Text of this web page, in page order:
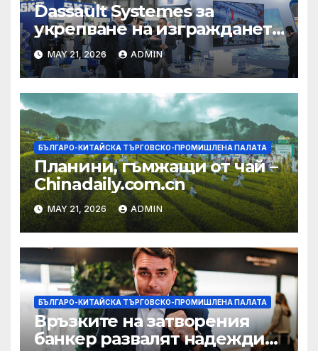
Dassault Systemes за
укрепване на изграждането
на AI екосистема в Китай
MAY 21, 2026 ADMIN
БЪЛГАРО-КИТАЙСКА ТЪРГОВСКО-ПРОМИШЛЕНА ПАЛАТА
Планини, гъмжащи от чай –
Chinadaily.com.cn
MAY 21, 2026 ADMIN
БЪЛГАРО-КИТАЙСКА ТЪРГОВСКО-ПРОМИШЛЕНА ПАЛАТА
Връзките на затворения
банкер развалят надеждите